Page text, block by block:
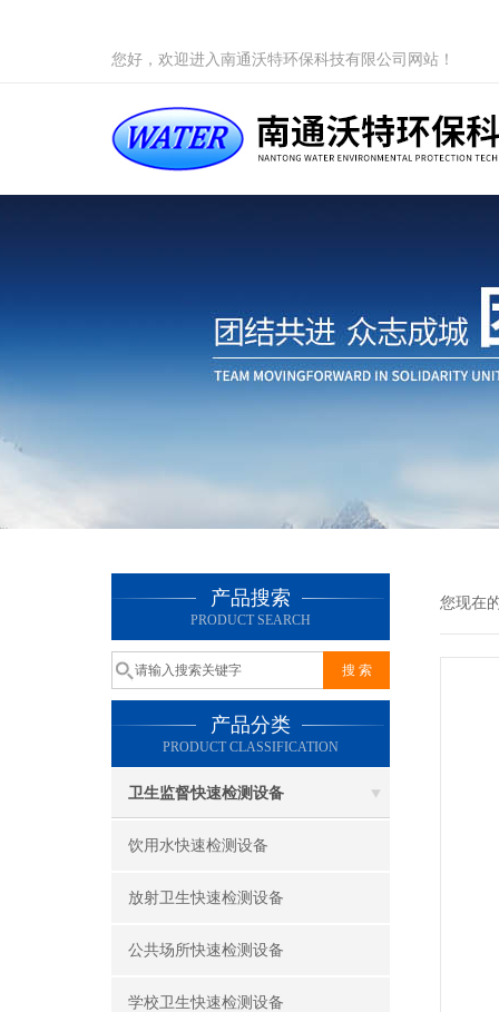
您好，欢迎进入南通沃特环保科技有限公司网站！
产品搜索
PRODUCT SEARCH
产品分类
PRODUCT CLASSIFICATION
卫生监督快速检测设备
饮用水快速检测设备
放射卫生快速检测设备
公共场所快速检测设备
学校卫生快速检测设备
您现在